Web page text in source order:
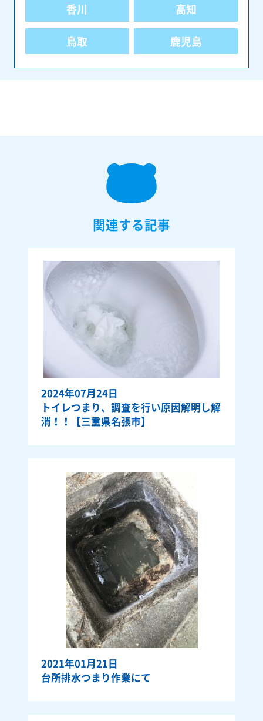
香川 高知
鳥取 鹿児島
関連する記事
2024年07月24日
トイレつまり、調査を行い原因解明し解
消！！【三重県名張市】
2021年01月21日
台所排水つまり作業にて